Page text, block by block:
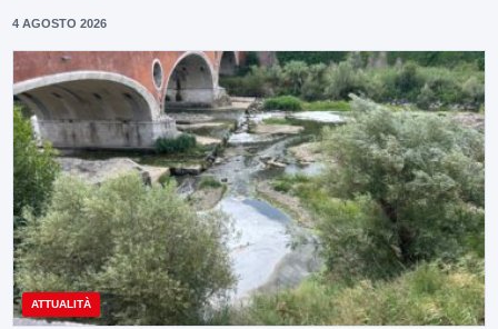
4 AGOSTO 2026
ATTUALITÀ